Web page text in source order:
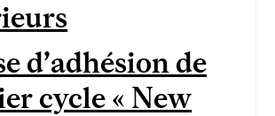
d’adhésion de
cycle « New